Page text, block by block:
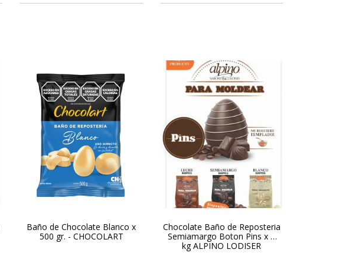
Baño de Chocolate Blanco x
500 gr. - CHOCOLART
Chocolate Baño de Reposteria
Semiamargo Boton Pins x 1
kg ALPINO LODISER